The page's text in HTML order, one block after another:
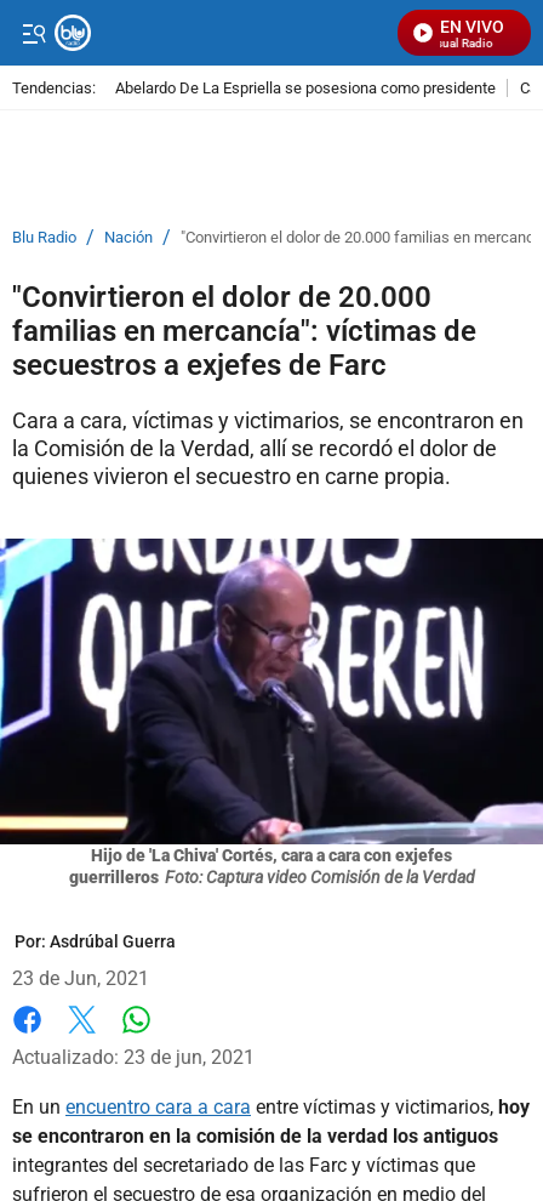
EN VIVO
Señal Visual Radio
Tendencias: Abelardo De La Espriella se posesiona como presidente
Blu Radio / Nación / "Convirtieron el dolor de 20.000 familias en
"Convirtieron el dolor de 20.000
familias en mercancía": víctimas de
secuestros a exjefes de Farc
Cara a cara, víctimas y victimarios, se encontraron en
la Comisión de la Verdad, allí se recordó el dolor de
quienes vivieron el secuestro en carne propia.
Hijo de 'La Chiva' Cortés, cara a cara con exjefes
guerrilleros Foto: Captura video Comisión de la Verdad
Por: Asdrúbal Guerra
23 de Jun, 2021
Facebook
X
Actualizado: 23 de jun, 2021
En un encuentro cara a cara entre víctimas y victimarios, hoy
se encontraron en la comisión de la verdad los antiguos
integrantes del secretariado de las Farc y víctimas que
sufrieron el secuestro de esa organización en medio del